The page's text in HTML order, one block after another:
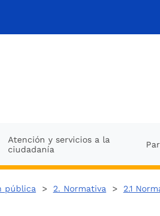
Atención y servicios a la
ciudadanía
pública > 2. Normativa > 2.1